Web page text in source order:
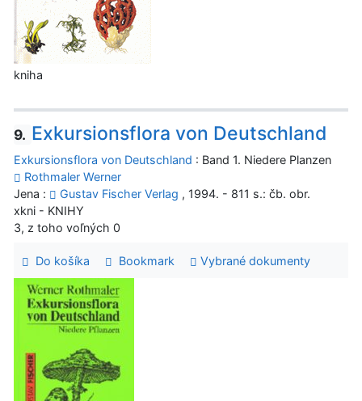
kniha
9. Exkursionsflora von Deutschland
Exkursionsflora von Deutschland : Band 1. Niedere Planzen
Rothmaler Werner
Jena :
Gustav Fischer Verlag , 1994. - 811 s.: čb. obr.
xkni - KNIHY
3, z toho voľných 0
Do košíka Bookmark Vybrané dokumenty